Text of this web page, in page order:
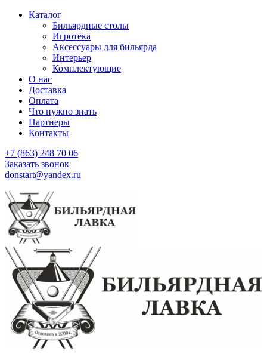
Каталог
Бильярдные столы
Игротека
Аксессуары для бильярда
Интерьер
Комплектующие
О нас
Доставка
Оплата
Что нужно знать
Партнеры
Контакты
+7 (863) 248 70 06
Заказать звонок
donstart@yandex.ru